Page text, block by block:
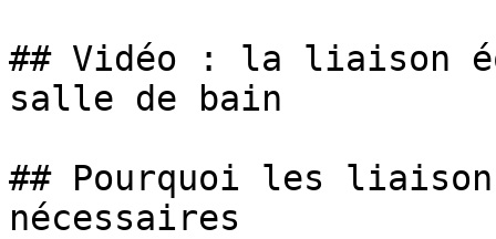
## Vidéo : la liaison
salle de bain
## Pourquoi les
nécessaires